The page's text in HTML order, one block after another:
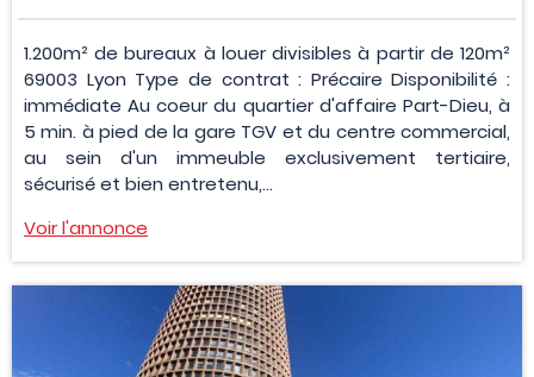
1.200m² de bureaux à louer divisibles à partir de 120m²
69003 Lyon Type de contrat : Précaire Disponibilité :
immédiate Au coeur du quartier d'affaire Part-Dieu, à
5 min. à pied de la gare TGV et du centre commercial,
au sein d'un immeuble exclusivement tertiaire,
sécurisé et bien entretenu,...
Voir l'annonce